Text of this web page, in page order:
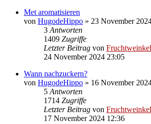
Met aromatisieren
von HugodeHippo » 23 November
3 Antworten
1409 Zugriffe
Letzter Beitrag von
24 November 2024 23:05
Wann nachzuckern?
von HugodeHippo » 16 November
5 Antworten
1714 Zugriffe
Letzter Beitrag von
17 November 2024 12:36